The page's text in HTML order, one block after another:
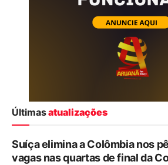
Últimasatualizações
Suíça elimina a Colômbia nos
vagas nas quartas de final da